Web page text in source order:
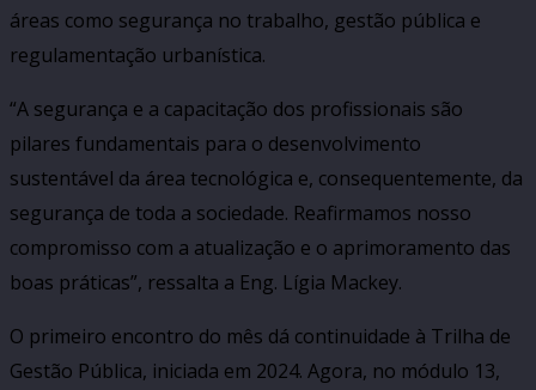
áreas como segurança no trabalho, gestão pública e
regulamentação urbanística.
“A segurança e a capacitação dos profissionais são
pilares fundamentais para o desenvolvimento
sustentável da área tecnológica e, consequentemente, da
segurança de toda a sociedade. Reafirmamos nosso
compromisso com a atualização e o aprimoramento das
boas práticas”, ressalta a Eng. Lígia Mackey.
O primeiro encontro do mês dá continuidade à Trilha de
Gestão Pública, iniciada em 2024. Agora, no módulo 13,